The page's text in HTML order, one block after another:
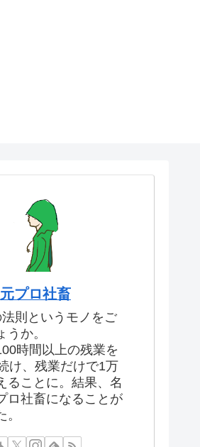
元プロ社畜
則というモノをご
うか。
時間以上の残業を
け、残業だけで1万
ることに。結果、名
ロ社畜になることが